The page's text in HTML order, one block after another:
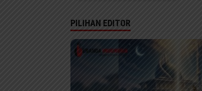
PILIHAN EDITOR